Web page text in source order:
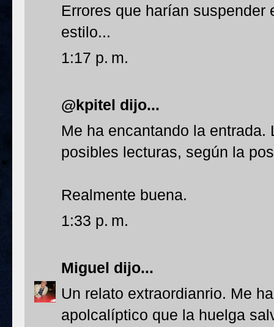
Errores que harían
estilo...
1:17 p. m.
@kpitel dijo...
Me ha encantando la
posibles lecturas, según la
Realmente buena.
1:33 p. m.
Miguel dijo...
Un relato extraordianrio. Me
apolcalíptico que la huelga